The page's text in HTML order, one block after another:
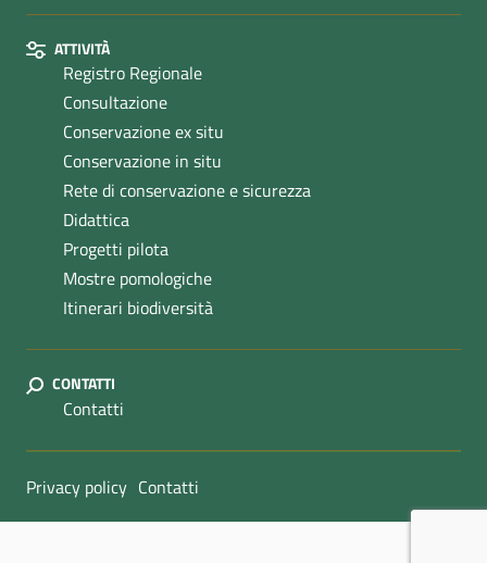
ATTIVITÀ
Registro Regionale
Consultazione
Conservazione ex situ
Conservazione in situ
Rete di conservazione e sicurezza
Didattica
Progetti pilota
Mostre pomologiche
Itinerari biodiversità
CONTATTI
Contatti
Sezione Link Utili
Privacy policy Contatti